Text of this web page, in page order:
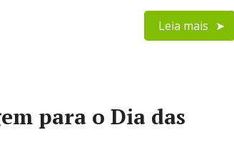
Leia mais
para o Dia das